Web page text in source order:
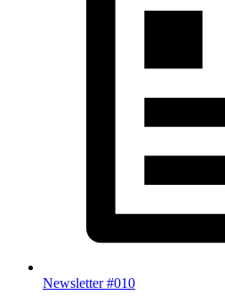
Newsletter #010